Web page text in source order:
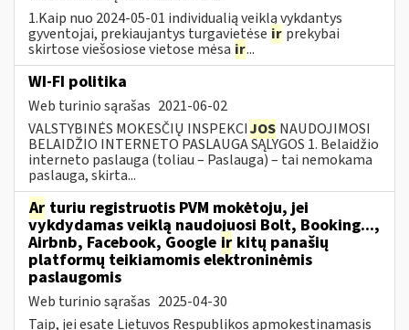
1.Kaip nuo 2024-05-01 individualią veiklą vykdantys
gyventojai, prekiaujantys turgavietėse ir prekybai
skirtose viešosiose vietose mėsa ir...
WI-FI politika
Web turinio sąrašas 2021-06-02
VALSTYBINĖS MOKESČIŲ INSPEKCIJOS NAUDOJIMOSI
BELAIDŽIO INTERNETO PASLAUGA SĄLYGOS 1. Belaidžio
interneto paslauga (toliau – Paslauga) – tai nemokama
paslauga, skirta...
Ar turiu registruotis PVM mokėtoju, jei
vykdydamas veiklą naudojuosi Bolt, Booking...,
Airbnb, Facebook, Google ir kitų panašių
platformų teikiamomis elektroninėmis
paslaugomis
Web turinio sąrašas 2025-04-30
Taip, jei esate Lietuvos Respublikos apmokestinamasis